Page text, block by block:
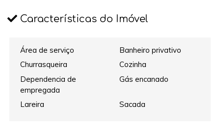
Características do Imóvel
Área de serviço
Banheiro privativo
Churrasqueira
Cozinha
Dependencia de
empregada
Gás encanado
Lareira Sacada